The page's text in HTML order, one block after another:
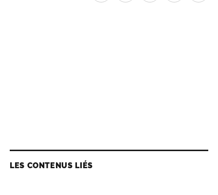
LES CONTENUS LIÉS